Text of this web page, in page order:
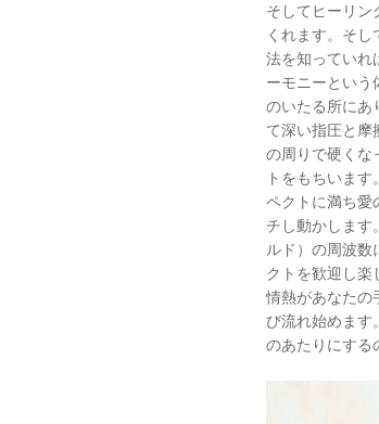
そしてヒーリン
くれます。そ
法を知っていれ
ーモニーという
のいたる所にあ
て深い指圧と摩
の周りで硬くな
トをもちいま
ペクトに満ち愛
チし動かします
ルド）の周波数
クトを歓迎し楽
情熱があなたの
び流れ始めます
のあたりにする